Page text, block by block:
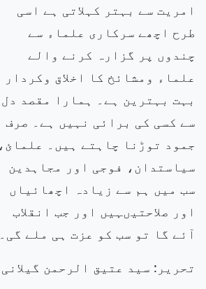
امریت سے بہتر کہلاتی ہے اسی
طرح اچھے سرکاری علماء سے
چندوں پر گزارہ کرنے والے
علماء ومشائخ کا اخلاق وکردار
بہت بہترین ہے۔ ہمارا مقصد دل
سے کسی کی برائی نہیں ہے۔ صرف
جمود توڑنا چاہتے ہیں۔ علمائ،
سیاستدان، فوجی اور مجاہدین
سب میں ہم سے زیادہ اچھائیاں
اور صلاحتیںہیں اور جب انقلاب
آئے گا تو سب کو عزت ہی ملے گی۔
تحریر: سید عتیق الرحمن گیلانی